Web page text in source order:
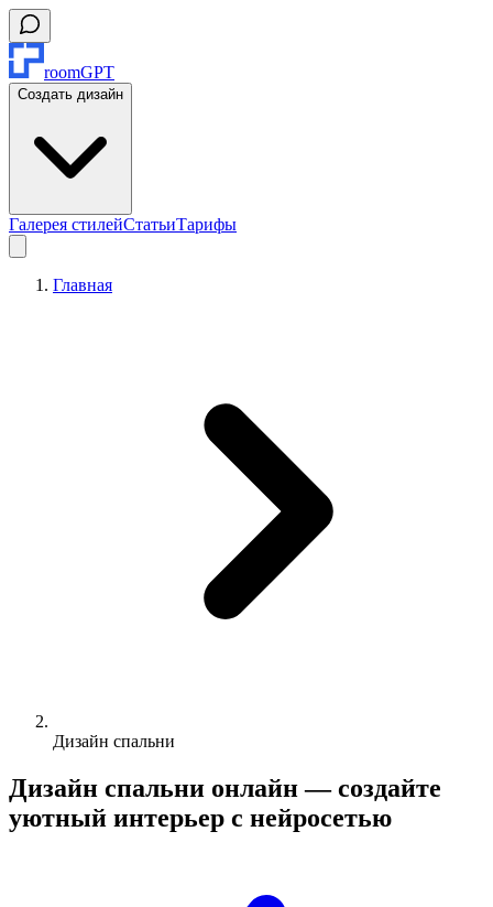
roomGPT
Создать дизайн
Галерея стилейСтатьиТарифы
Главная
Дизайн спальни
Дизайн спальни онлайн —создайте
уютный интерьер с нейросетью